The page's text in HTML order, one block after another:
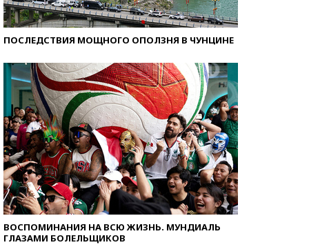
ПОСЛЕДСТВИЯ МОЩНОГО ОПОЛЗНЯ В ЧУНЦИНЕ
ВОСПОМИНАНИЯ НА ВСЮ ЖИЗНЬ. МУНДИАЛЬ
ГЛАЗАМИ БОЛЕЛЬЩИКОВ